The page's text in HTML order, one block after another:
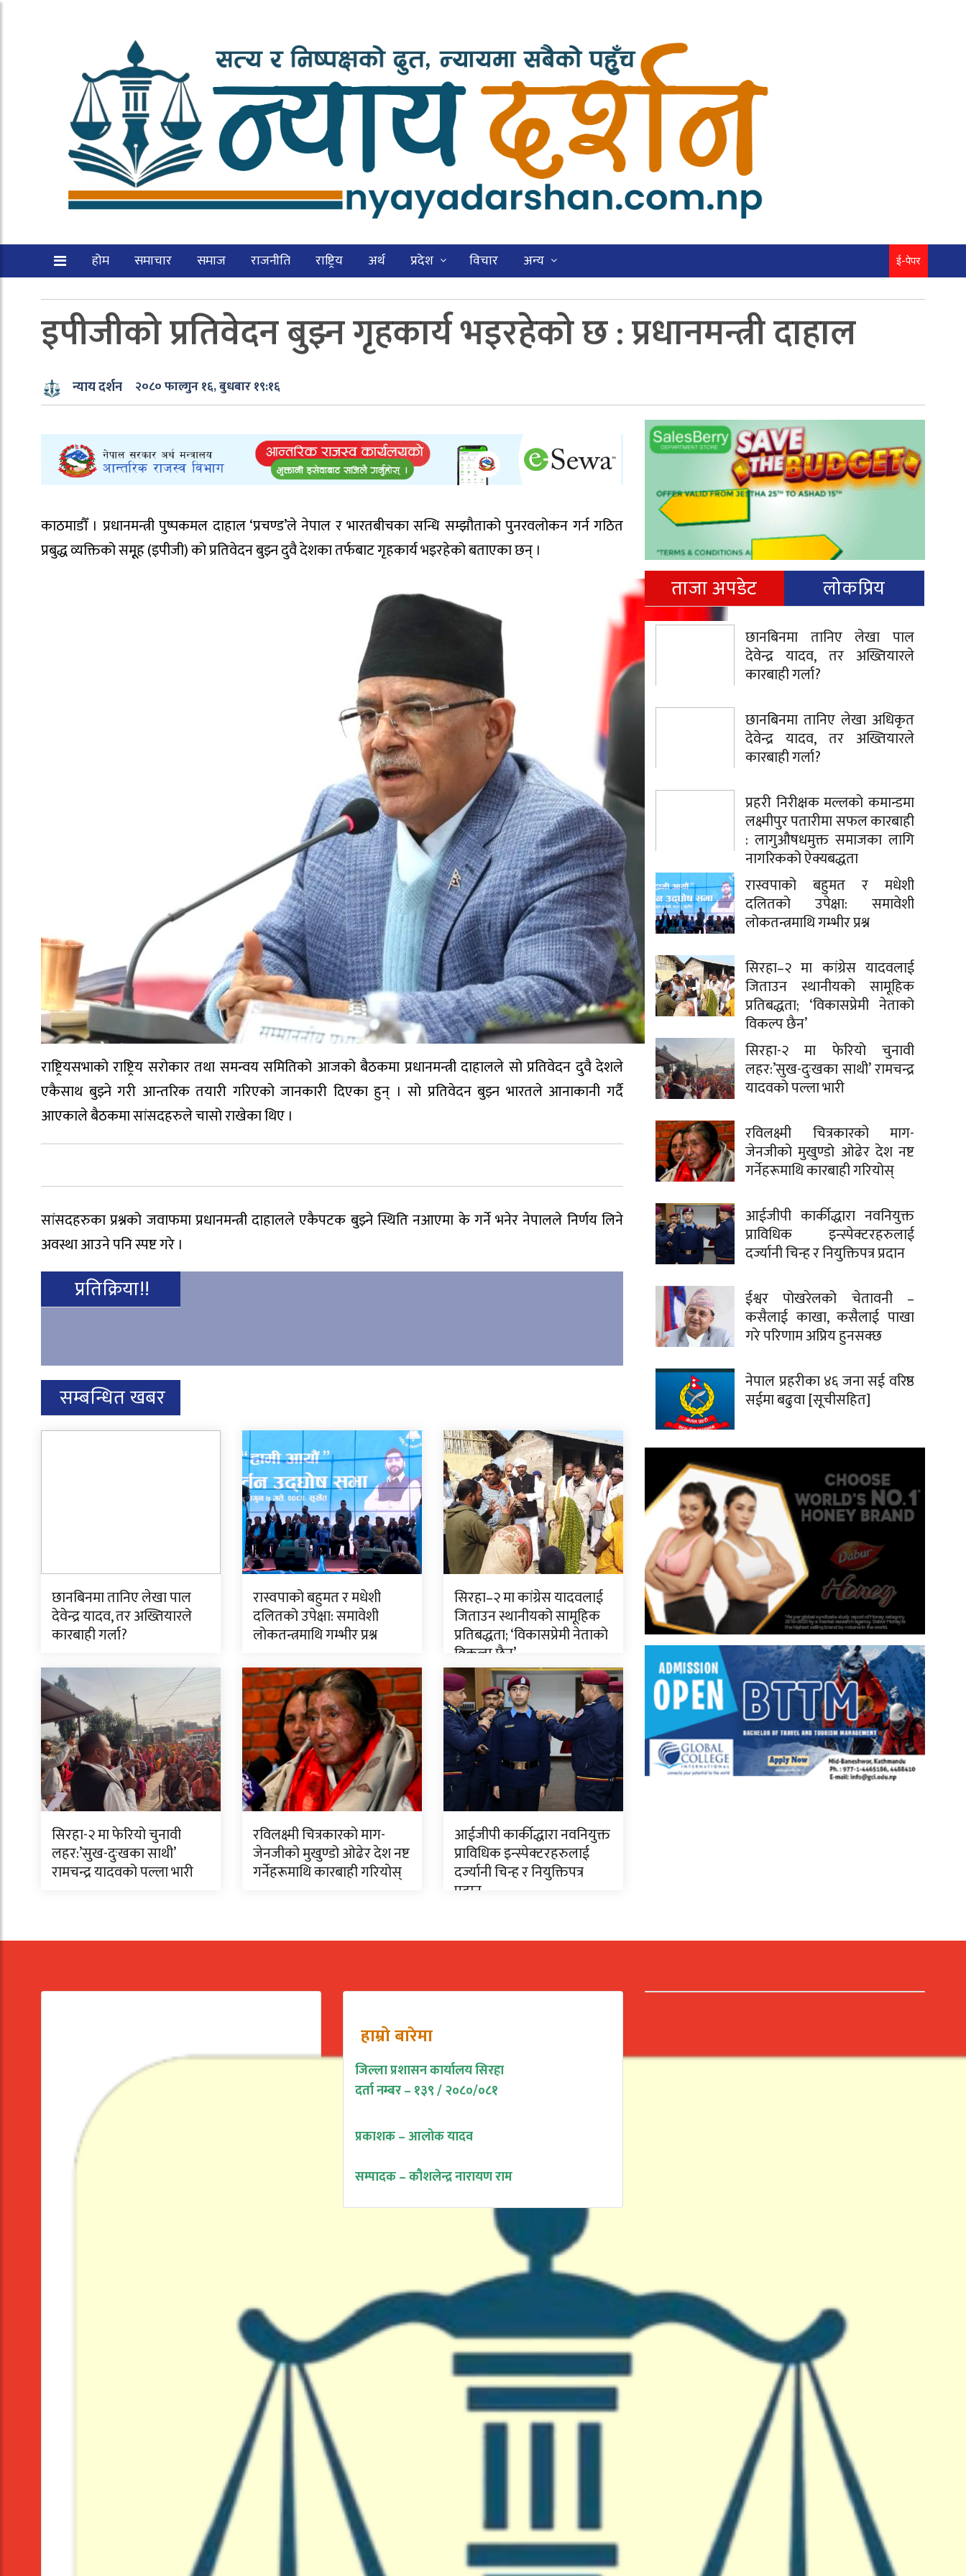
होम समाचार समाज राजनीति राष्ट्रिय अर्थ प्रदेश विचार अन्य ई-पेपर
इपीजीको प्रतिवेदन बुझ्न गृहकार्य भइरहेको छ : प्रधानमन्त्री दाहाल
न्याय दर्शन २०८० फाल्गुन १६, बुधबार १९:१६
काठमाडौँ । प्रधानमन्त्री पुष्पकमल दाहाल ‘प्रचण्ड’ले नेपाल र भारतबीचका सन्धि सम्झौताको पुनरवलोकन गर्न गठित
प्रबुद्ध व्यक्तिको समूूह (इपीजी) को प्रतिवेदन बुझ्न दुवै देशका तर्फबाट गृहकार्य भइरहेको बताएका छन् ।
राष्ट्रियसभाको राष्ट्रिय सरोकार तथा समन्वय समितिको आजको बैठकमा प्रधानमन्त्री दाहालले सो प्रतिवेदन दुवै देशले
एकैसाथ बुझ्ने गरी आन्तरिक तयारी गरिएको जानकारी दिएका हुन् । सो प्रतिवेदन बुझ्न भारतले आनाकानी गर्दै
आएकाले बैठकमा सांसदहरुले चासो राखेका थिए ।
सांसदहरुका प्रश्नको जवाफमा प्रधानमन्त्री दाहालले एकैपटक बुझ्ने स्थिति नआएमा के गर्ने भनेर नेपालले निर्णय लिने
अवस्था आउने पनि स्पष्ट गरे ।
प्रतिक्रिया!!
सम्बन्धित खबर
छानबिनमा तानिए लेखा पाल
देवेन्द्र यादव, तर अख्तियारले
कारबाही गर्ला?
रास्वपाको बहुमत र मधेशी
दलितको उपेक्षा: समावेशी
लोकतन्त्रमाथि गम्भीर प्रश्न
सिरहा–२ मा कांग्रेस यादवलाई
जिताउन स्थानीयको सामूहिक
प्रतिबद्धता; ‘विकासप्रेमी नेताको
विकल्प छैन’
सिरहा-२ मा फेरियो चुनावी
लहर:’सुख-दुःखका साथी’
रामचन्द्र यादवको पल्ला भारी
रविलक्ष्मी चित्रकारको माग-
जेनजीको मुखुण्डो ओढेर देश नष्ट
गर्नेहरूमाथि कारबाही गरियोस्
आईजीपी कार्कीद्धारा नवनियुक्त
प्राविधिक इन्स्पेक्टरहरुलाई
दर्ज्यानी चिन्ह र नियुक्तिपत्र
प्रदान
ताजा अपडेट लोकप्रिय
छानबिनमा तानिए लेखा पाल
देवेन्द्र यादव, तर अख्तियारले
कारबाही गर्ला?
छानबिनमा तानिए लेखा अधिकृत
देवेन्द्र यादव, तर अख्तियारले
कारबाही गर्ला?
प्रहरी निरीक्षक मल्लको कमान्डमा
लक्ष्मीपुर पतारीमा सफल कारबाही
: लागुऔषधमुक्त समाजका लागि
नागरिकको ऐक्यबद्धता
रास्वपाको बहुमत र मधेशी
दलितको उपेक्षा: समावेशी
लोकतन्त्रमाथि गम्भीर प्रश्न
सिरहा–२ मा कांग्रेस यादवलाई
जिताउन स्थानीयको सामूहिक
प्रतिबद्धता; ‘विकासप्रेमी नेताको
विकल्प छैन’
सिरहा-२ मा फेरियो चुनावी
लहर:’सुख-दुःखका साथी’ रामचन्द्र
यादवको पल्ला भारी
रविलक्ष्मी चित्रकारको माग-
जेनजीको मुखुण्डो ओढेर देश नष्ट
गर्नेहरूमाथि कारबाही गरियोस्
आईजीपी कार्कीद्धारा नवनियुक्त
प्राविधिक इन्स्पेक्टरहरुलाई
दर्ज्यानी चिन्ह र नियुक्तिपत्र प्रदान
ईश्वर पोखरेलको चेतावनी –
कसैलाई काखा, कसैलाई पाखा
गरे परिणाम अप्रिय हुनसक्छ
नेपाल प्रहरीका ४६ जना सई वरिष्ठ
सईमा बढुवा [सूचीसहित]
हाम्रो बारेमा
जिल्ला प्रशासन कार्यालय सिरहा
दर्ता नम्बर – १३९ / २०८०/०८१
प्रकाशक – आलोक यादव
सम्पादक – कौशलेन्द्र नारायण राम